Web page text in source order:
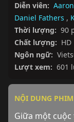
Diễn viên:
Daniel Fathers ,
Thời lượng: 90
Chất lượng: HD
Ngôn ngữ:
Lượt xem: 601
NỘI DUNG PHIM
Giữa một